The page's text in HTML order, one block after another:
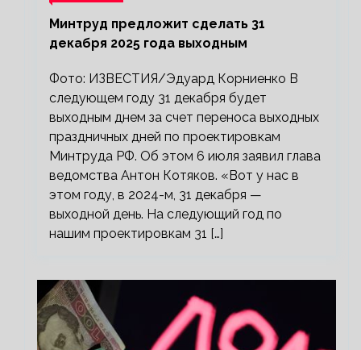
Минтруд предложит сделать 31
декабря 2025 года выходным
Фото: ИЗВЕСТИЯ/Эдуард Корниенко В
следующем году 31 декабря будет
выходным днем за счет переноса выходных
праздничных дней по проектировкам
Минтруда РФ. Об этом 6 июля заявил глава
ведомства Антон Котяков. «Вот у нас в
этом году, в 2024-м, 31 декабря —
выходной день. На следующий год по
нашим проектировкам 31 […]